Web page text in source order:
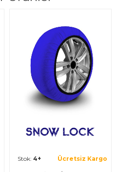
Stok: 4+ Ücretsiz Kargo